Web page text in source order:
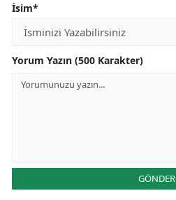
İsim*
Yorum Yazın (500 Karakter)
GÖNDER